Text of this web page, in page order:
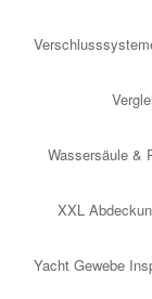
Wassersäule &
XXL
Yacht Gewebe